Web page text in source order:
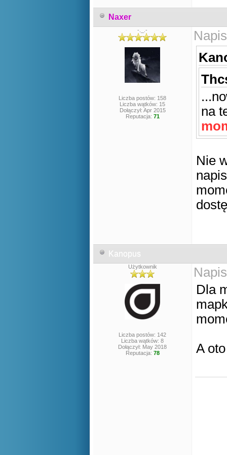
Naxer
-._.-
Liczba postów: 158
Liczba wątków: 15
Dołączył: Apr 2015
Reputacja: 71
na
Nie
Kanopus
Użytkownik
Liczba postów: 142
Liczba wątków: 8
Dołączył: May 2018
Reputacja: 78
Dla
A